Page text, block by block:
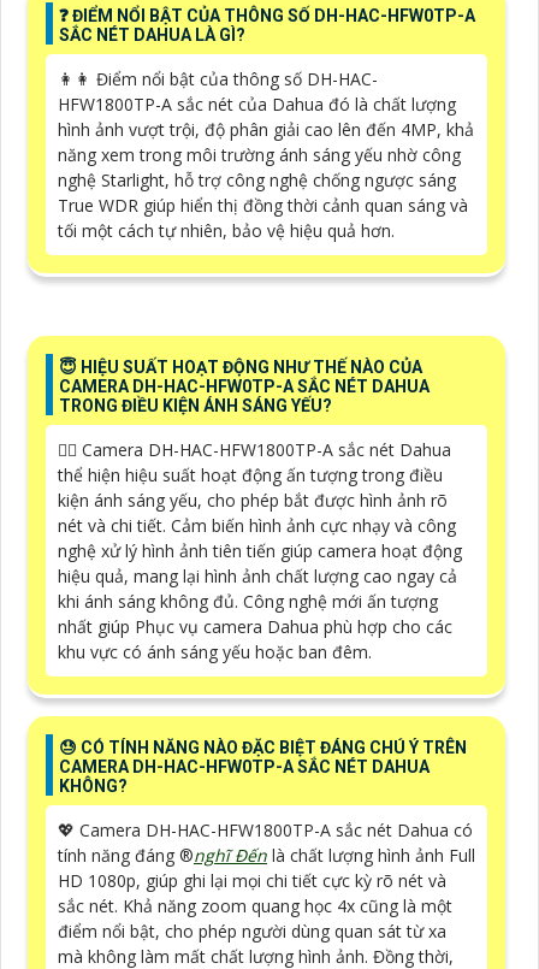
️❓ ĐIỂM NỔI BẬT CỦA THÔNG SỐ DH-HAC-HFW0TP-A
SẮC NÉT DAHUA LÀ GÌ?
️👩‍👩 Điểm nổi bật của thông số DH-HAC-
HFW1800TP-A sắc nét của Dahua đó là chất lượng
hình ảnh vượt trội, độ phân giải cao lên đến 4MP, khả
năng xem trong môi trường ánh sáng yếu nhờ công
nghệ Starlight, hỗ trợ công nghệ chống ngược sáng
True WDR giúp hiển thị đồng thời cảnh quan sáng và
tối một cách tự nhiên, bảo vệ hiệu quả hơn.
😇 HIỆU SUẤT HOẠT ĐỘNG NHƯ THẾ NÀO CỦA
CAMERA DH-HAC-HFW0TP-A SẮC NÉT DAHUA
TRONG ĐIỀU KIỆN ÁNH SÁNG YẾU?
❤️‍💋‍ Camera DH-HAC-HFW1800TP-A sắc nét Dahua
thể hiện hiệu suất hoạt động ấn tượng trong điều
kiện ánh sáng yếu, cho phép bắt được hình ảnh rõ
nét và chi tiết. Cảm biến hình ảnh cực nhạy và công
nghệ xử lý hình ảnh tiên tiến giúp camera hoạt động
hiệu quả, mang lại hình ảnh chất lượng cao ngay cả
khi ánh sáng không đủ. Công nghệ mới ấn tượng
nhất giúp Phục vụ camera Dahua phù hợp cho các
khu vực có ánh sáng yếu hoặc ban đêm.
😓 CÓ TÍNH NĂNG NÀO ĐẶC BIỆT ĐÁNG CHÚ Ý TRÊN
CAMERA DH-HAC-HFW0TP-A SẮC NÉT DAHUA
KHÔNG?
💖 Camera DH-HAC-HFW1800TP-A sắc nét Dahua có
tính năng đáng ®️nghĩ Đến là chất lượng hình ảnh Full
HD 1080p, giúp ghi lại mọi chi tiết cực kỳ rõ nét và
sắc nét. Khả năng zoom quang học 4x cũng là một
điểm nổi bật, cho phép người dùng quan sát từ xa
mà không làm mất chất lượng hình ảnh. Đồng thời,